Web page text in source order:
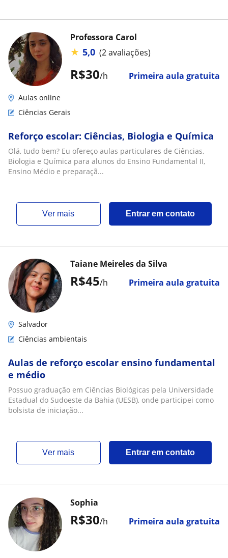
R$30/h Primeira aula gratuita
Professora Carol
★ 5,0 (2 avaliações)
Aulas online
Ciências Gerais
Reforço escolar: Ciências, Biologia e Química
Olá, tudo bem? Eu ofereço aulas particulares de Ciências,
Biologia e Química para alunos do Ensino Fundamental II,
Ensino Médio e preparaçã...
ver mais Entrar em contato
R$45/h Primeira aula gratuita
Taiane Meireles da Silva
Salvador
Ciências ambientais
Aulas de reforço escolar ensino fundamental
e médio
Possuo graduação em Ciências Biológicas pela Universidade
Estadual do Sudoeste da Bahia (UESB), onde participei como
bolsista de iniciação...
ver mais Entrar em contato
R$30/h Primeira aula gratuita
Sophia